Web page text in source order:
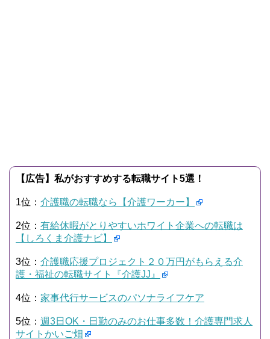
【広告】私がおすすめする転職サイト5選！
1位： 介護職の転職なら【介護ワーカー】
2位： 有給休暇がとりやすいホワイト企業への転職は
【しろくま介護ナビ】
3位： 介護職応援プロジェクト２０万円がもらえる介
護・福祉の転職サイト『介護JJ』
4位： 家事代行サービスのパソナライフケア
5位： 週3日OK・日勤のみのお仕事多数！介護専門求人
サイトかいご畑